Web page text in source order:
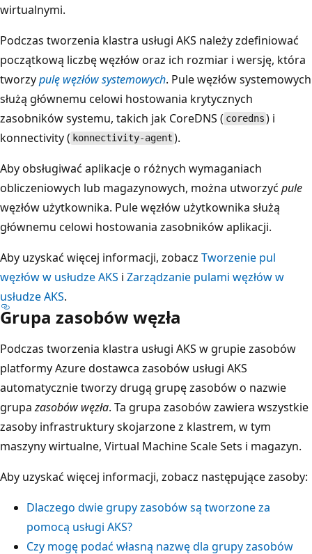
wirtualnymi.
Podczas tworzenia klastra usługi AKS należy zdefiniować
początkową liczbę węzłów oraz ich rozmiar i wersję, która
tworzypulę węzłów systemowych. Pule węzłów systemowych
służą głównemu celowi hostowania krytycznych
zasobników systemu, takich jak CoreDNS ( coredns ) i
konnectivity ( konnectivity-agent ).
Aby obsługiwać aplikacje o różnych wymaganiach
obliczeniowych lub magazynowych, można utworzyć pule
węzłów użytkownika. Pule węzłów użytkownika służą
głównemu celowi hostowania zasobników aplikacji.
Aby uzyskać więcej informacji, zobacz Tworzenie pul
węzłów w usłudze AKS i Zarządzanie pulami węzłów w
usłudze AKS.
Grupa zasobów węzła
Podczas tworzenia klastra usługi AKS w grupie zasobów
platformy Azure dostawca zasobów usługi AKS
automatycznie tworzy drugą grupę zasobów o nazwie
grupazasobów węzła. Ta grupa zasobów zawiera wszystkie
zasoby infrastruktury skojarzone z klastrem, w tym
maszyny wirtualne, Virtual Machine Scale Sets i magazyn.
Aby uzyskać więcej informacji, zobacz następujące zasoby:
Dlaczego dwie grupy zasobów są tworzone za
pomocą usługi AKS?
Czy mogę podać własną nazwę dla grupy zasobów